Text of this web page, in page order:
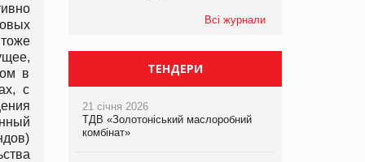
в
с
Всі журнали
ТЕНДЕРИ
21 січня 2026
ТДВ «Золотоніський маслоробний
комбінат»